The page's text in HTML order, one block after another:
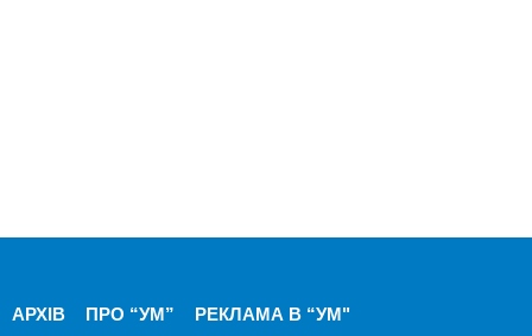
АРХІВ ПРО “УМ” РЕКЛАМА В “УМ"